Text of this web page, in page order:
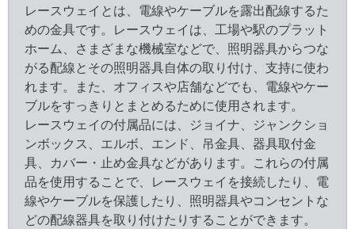
レースウェイとは、電線やケーブルを露出配線するた
めの金具です。レースウェイは、工場や駅のプラット
ホーム、さまざまな機械室などで、照明器具からつな
がる配線とその照明器具自体の取り付け、支持に使わ
れます。また、オフィスや店舗などでも、電線やケー
ブルをすっきりとまとめるために使用されます。
レースウェイの付属品には、ジョイナ、ジャンクショ
ンボックス、エルボ、エンド、吊金具、器具取付金
具、カバー・止め金具などがあります。これらの付属
品を使用することで、レースウェイを接続したり、電
線やケーブルを保護したり、照明器具やコンセントな
どの配線器具を取り付けたりすることができます。